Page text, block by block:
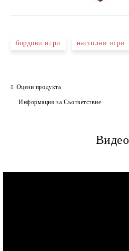
бордови игри настолни игри
Оцени продукта
Информация за Съответствие
Видео